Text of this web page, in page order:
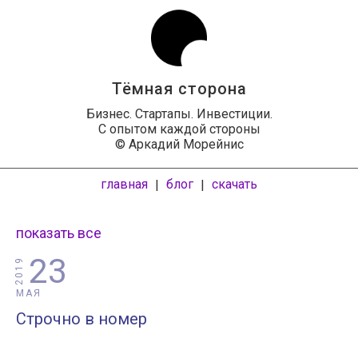
Тёмная сторона
Бизнес. Стартапы. Инвестиции.
С опытом каждой стороны
© Аркадий Морейнис
главная | блог | скачать
показать все
23
МАЯ
2019
Строчно в номер